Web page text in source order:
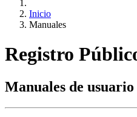
Inicio
Manuales
Registro
Manuales de usuario